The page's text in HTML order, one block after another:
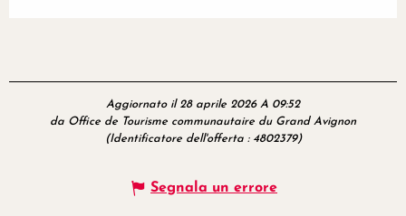
Aggiornato il 28 aprile 2026 A 09:52
da Office de Tourisme communautaire du Grand Avignon
(Identificatore dell'offerta : 4802379)
Segnala un errore